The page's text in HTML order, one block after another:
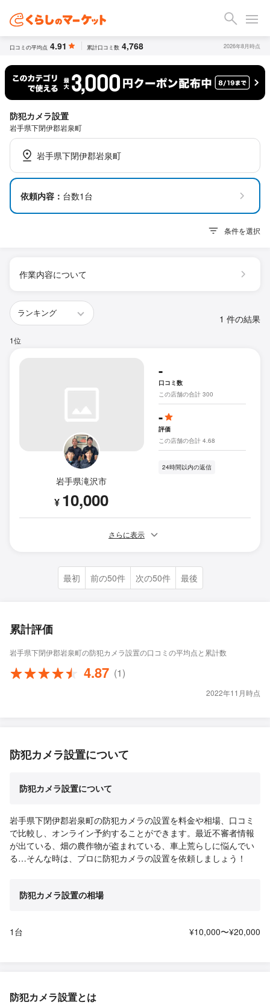
口コミの平均点 4.91 累計口コミ数 4,768 2026年8月時点
防犯カメラ設置
岩手県下閉伊郡岩泉町
岩手県下閉伊郡岩泉町
依頼内容： 台数1台
条件を選択
作業内容について
1 件の結果
1位
岩手県滝沢市
¥ 10,000
-
口コミ数
この店舗の合計 300
-
評価
この店舗の合計 4.68
24時間以内の返信
さらに表示
最初 前の50件 次の50件 最後
累計評価
岩手県下閉伊郡岩泉町の防犯カメラ設置の口コミの平均点と累計数
4.87 (1)
2022年11月時点
防犯カメラ設置について
防犯カメラ設置について
岩手県下閉伊郡岩泉町の防犯カメラの設置を料金や相場、口コミ
で比較し、オンライン予約することができます。最近不審者情報
が出ている、畑の農作物が盗まれている、車上荒らしに悩んでい
る…そんな時は、プロに防犯カメラの設置を依頼しましょう！
防犯カメラ設置の相場
1台 ¥10,000〜¥20,000
防犯カメラ設置とは